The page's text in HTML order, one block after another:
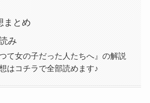
まとめ
み
つて女の子だった人たちへ』の解説
はコチラで全部読めます♪